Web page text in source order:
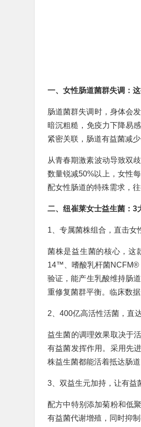
一、女性肠道菌群失调：
肠道菌群失调时，身体会
暗沉粗糙，免疫力下降易
紧密关联，肠道有益菌减
从青春期激素波动导致双
数量锐减50%以上，女性
配女性肠道的特殊需求，
二、纽崔莱女士益生菌：3
1、专属菌株组合，直击女
菌株是益生菌的核心，
14™、嗜酸乳杆菌NCFM®
验证，能产生乳酸维持肠
重修复菌群平衡。临床数
2、400亿高活性活菌，直
益生菌的调理效果取决于
有益菌发挥作用。采用先
株益生菌都能活着抵达肠
3、双益生元加持，让有益
配方中特别添加菊粉和低
有益菌代谢增殖，同时抑